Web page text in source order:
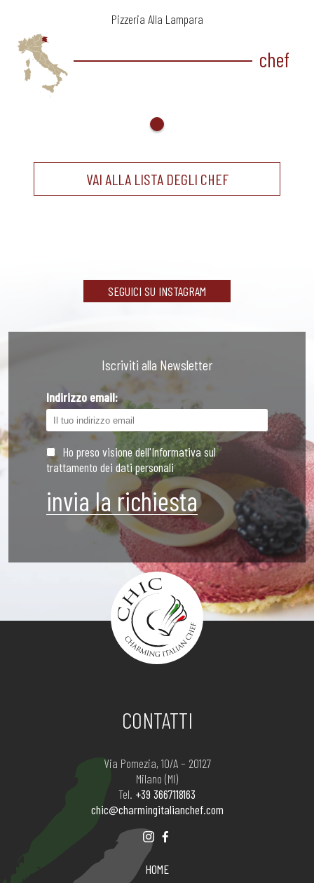
chef
Pizzeria Alla Lampara
VAI ALLA LISTA DEGLI CHEF
SEGUICI SU INSTAGRAM
Iscriviti alla Newsletter
Indirizzo email:
Ho preso visione dell'Informativa sul
trattamento dei dati personali
CONTATTI
Via Pomezia, 10/A – 20127
Milano (MI)
Tel. +39 3667118163
chic@charmingitalianchef.com
HOME